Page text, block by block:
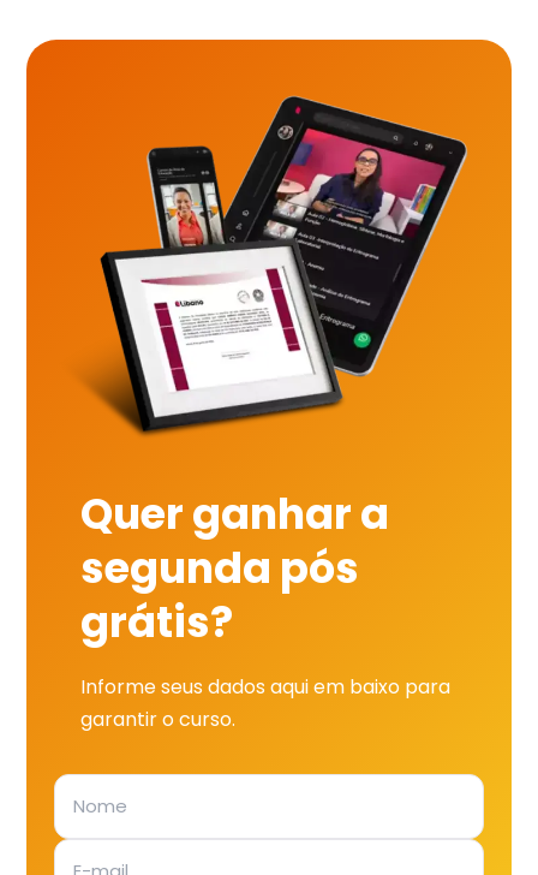
Quer ganhar a
segunda pós
grátis?
Informe seus dados aqui em baixo para
garantir o curso.